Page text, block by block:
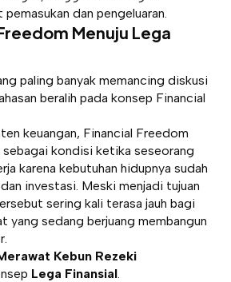
dan pengeluaran.
Menuju Lega
paling banyak memancing diskusi
beralih pada konsep Financial
keuangan, Financial Freedom
kondisi ketika seseorang
karena kebutuhan hidupnya sudah
investasi. Meski menjadi tujuan
sering kali terasa jauh bagi
yang sedang berjuang membangun
Kebun Rezeki
Lega Finansial